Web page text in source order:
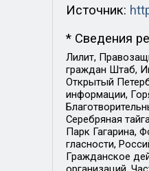
Источник:
* Сведения
Лилит,
граждан Штаб,
Открытый
информации,
Серебряная
Парк Гагарина,
гласности,
Гражданское